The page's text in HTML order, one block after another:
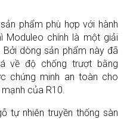
phẩm phù hợp với hành
Moduleo chính là một giải
Bởi dòng sản phẩm này đã
về độ chống trượt bằng
chứng minh an toàn cho
của R10.
tự nhiên truyền thống sàn